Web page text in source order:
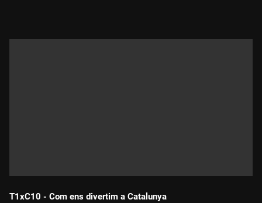
T1xC10 - Com ens divertim a Catalunya